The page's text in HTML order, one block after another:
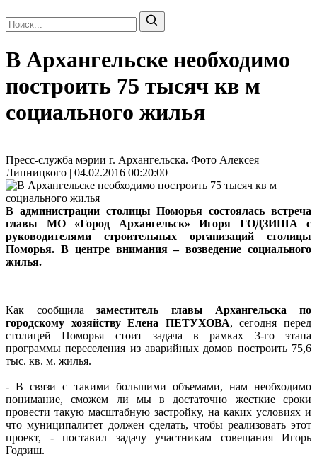
В Архангельске необходимо
построить 75 тысяч кв м
социального жилья
Пресс-служба мэрии г. Архангельска. Фото Алексея
Липницкого | 04.02.2016 00:20:00
В администрации столицы Поморья состоялась встреча
главы МО «Город Архангельск» Игоря ГОДЗИША с
руководителями строительных организаций столицы
Поморья. В центре внимания – возведение социального
жилья.
Как сообщила заместитель главы Архангельска по
городскому хозяйству Елена ПЕТУХОВА, сегодня перед
столицей Поморья стоит задача в рамках 3-го этапа
программы переселения из аварийных домов построить 75,6
тыс. кв. м. жилья.
- В связи с такими большими объемами, нам необходимо
понимание, сможем ли мы в достаточно жесткие сроки
провести такую масштабную застройку, на каких условиях и
что муниципалитет должен сделать, чтобы реализовать этот
проект, - поставил задачу участникам совещания Игорь
Годзиш.